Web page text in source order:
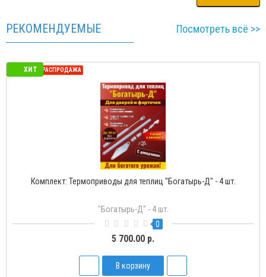
РЕКОМЕНДУЕМЫЕ Посмотреть всё >>
для теплиц "Богатырь-1" с одной пружиной
Богатырь-1
1